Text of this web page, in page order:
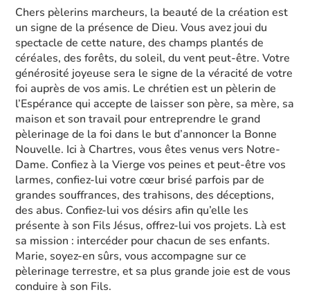
Chers pèlerins marcheurs, la beauté de la création est
un signe de la présence de Dieu. Vous avez joui du
spectacle de cette nature, des champs plantés de
céréales, des forêts, du soleil, du vent peut-être. Votre
générosité joyeuse sera le signe de la véracité de votre
foi auprès de vos amis. Le chrétien est un pèlerin de
l’Espérance qui accepte de laisser son père, sa mère, sa
maison et son travail pour entreprendre le grand
pèlerinage de la foi dans le but d’annoncer la Bonne
Nouvelle. Ici à Chartres, vous êtes venus vers Notre-
Dame. Confiez à la Vierge vos peines et peut-être vos
larmes, confiez-lui votre cœur brisé parfois par de
grandes souffrances, des trahisons, des déceptions,
des abus. Confiez-lui vos désirs afin qu’elle les
présente à son Fils Jésus, offrez-lui vos projets. Là est
sa mission : intercéder pour chacun de ses enfants.
Marie, soyez-en sûrs, vous accompagne sur ce
pèlerinage terrestre, et sa plus grande joie est de vous
conduire à son Fils.